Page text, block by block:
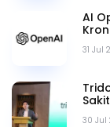
31 Jul
AI
30 Jul